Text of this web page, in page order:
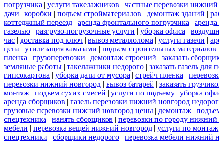
погрузчика | услуги такелажников | частные перевозки нижний
дачи | коробки | подъем стройматериалов | демонтаж зданий |
коттеджный переезд | аренда фронтального погрузчика |
газелью | разгрузо-погрузочные услуги | уборка офиса |
час | доставка под ключ | вывоз металлолома | услуги газели |
цена | утилизация камазами | подъем строительных материалов
пленка | грузоперевозки | демонтаж строений | заказать
земляные работы | такелажники недорого | заказать газель
гипсокартона | уборка дачи от мусора | стрейч пленка |
перевозки нижний новгород | вывоз батарей | заказать
монтаж | подъем сухих смесей | услуги по подъему | уборка
аренда сборщиков | газель перевозки нижний новгород
грузовые перевозки нижний новгород цены | демонтаж |
спецтехника | нанять сборщиков | перевозки по городу нижний
мебели | перевозка вещей нижний новгород | услуги по
спецтехники | сборщики недорого | перевозка мебели нижний